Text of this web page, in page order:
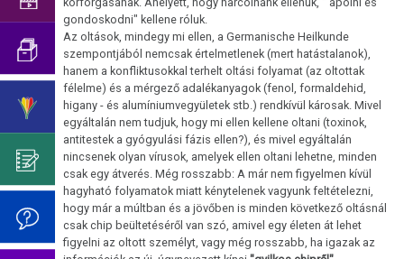
Elhatárolódás
pszicho-
onkológiától
Germanische
Heilkunde
Viselkedési
Az
Cukorbetegség
Hasnyálmirigy
Hodgkin/Non-
Hodgkin
Neurodermatitis
Orr
GYÓGYÍTHATÓ
Az
oldal
szerkesztés
alatt
áll.
Germanische
Heilkunde
ismereteinek
elnyomása
Dr.
Hamer
Mein
Studentenmädchen
című
2018
Születésnapi
koncert
2019
gondoskodni" kellene róluk.
Az oltások, mindegy mi ellen, a Germanische Heilkunde
szempontjából nemcsak értelmetlenek (mert hatástalanok),
hanem a konfliktusokkal terhelt oltási folyamat (az oltottak
félelme) és a mérgező adalékanyagok (fenol, formaldehid,
higany - és alumíniumvegyületek stb.) rendkívül károsak. Mivel
egyáltalán nem tudjuk, hogy mi ellen kellene oltani (toxinok,
antitestek a gyógyulási fázis ellen?), és mivel egyáltalán
nincsenek olyan vírusok, amelyek ellen oltani lehetne, minden
csak egy átverés. Még rosszabb: A már nem figyelmen kívül
hagyható folyamatok miatt kénytelenek vagyunk feltételezni,
hogy már a múltban és a jövőben is minden következő oltásnál
csak chip beültetéséről van szó, amivel egy életen át lehet
figyelni az oltott személyt, vagy még rosszabb, ha igazak az